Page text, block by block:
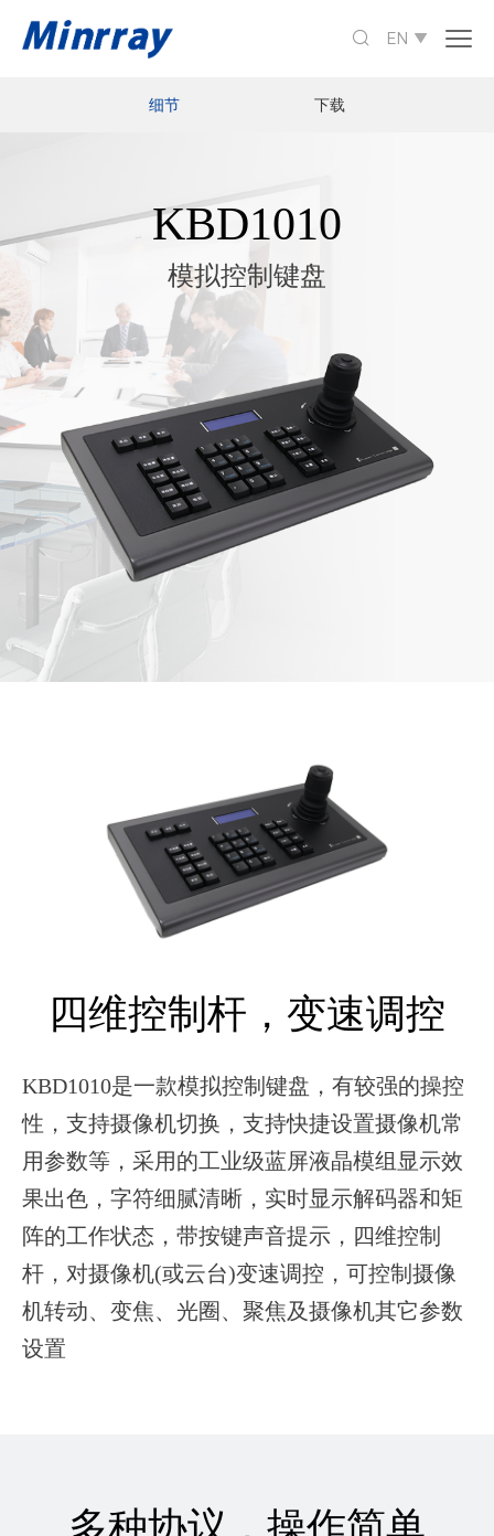
 EN 
细节 下载
KBD1010
模拟控制键盘
四维控制杆，变速调控
KBD1010是一款模拟控制键盘，有较强的操控
性，支持摄像机切换，支持快捷设置摄像机常
用参数等，采用的工业级蓝屏液晶模组显示效
果出色，字符细腻清晰，实时显示解码器和矩
阵的工作状态，带按键声音提示，四维控制
杆，对摄像机(或云台)变速调控，可控制摄像
机转动、变焦、光圈、聚焦及摄像机其它参数
设置
多种协议，操作简单